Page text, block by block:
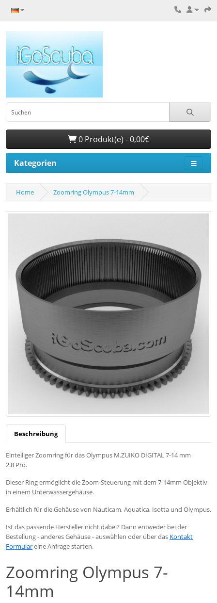
0 Produkt(e) - 0,00€
Kategorien
Home Zoomring Olympus 7-14mm
Beschreibung
Einteiliger Zoomring für das Olympus M.ZUIKO DIGITAL 7-14 mm
2.8 Pro.
Dieser Ring ermöglicht die Zoom-Steuerung mit dem 7-14mm Objektiv
in einem Unterwassergehäuse.
Erhältlich für die Gehäuse von Nauticam, Aquatica, Isotta und Olympus.
Ist das passende Hersteller nicht dabei? Dann entweder bei der
Bestellung - anderes Gehäuse - auswählen oder über das Kontakt
Formulareine Anfrage starten.
Zoomring Olympus 7-
14mm